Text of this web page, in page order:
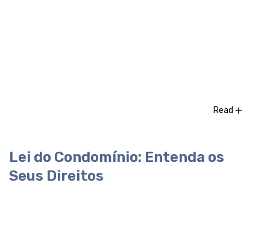
Read
Lei do Condomínio: Entenda os
Seus Direitos